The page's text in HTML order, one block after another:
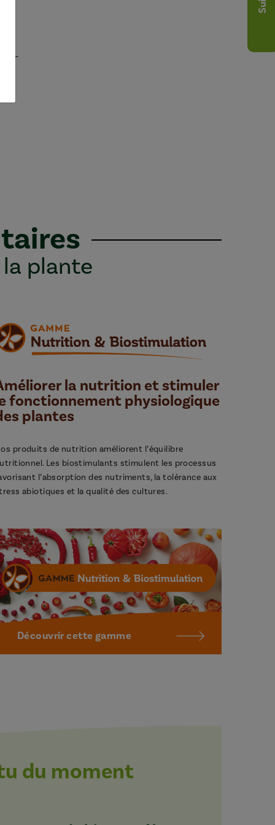
55-
plante
la nutrition et stimuler
fonctionnement physiologique
plantes
produits de nutrition améliorent l’équilibre
Les biostimulants stimulent les processus
l’absorption des nutriments, la tolérance aux
abiotiques et la qualité des cultures.
Découvrir cette gamme
du moment